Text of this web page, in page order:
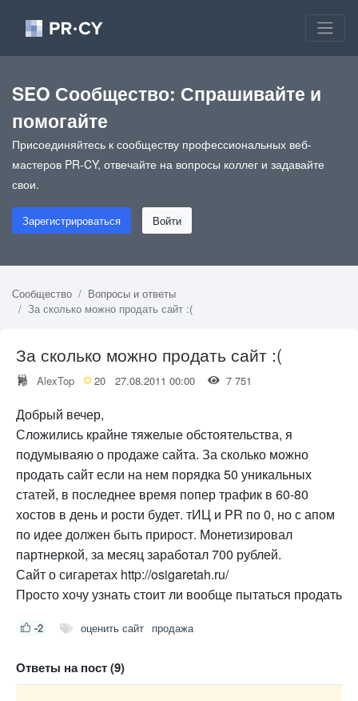
SEO Сообщество: Спрашивайте и
помогайте
Присоединяйтесь к сообществу профессиональных веб-
мастеров PR-CY, отвечайте на вопросы коллег и задавайте
свои.
Зарегистрироваться Войти
Сообщество
Вопросы и ответы
За сколько можно продать сайт :(
За сколько можно продать сайт :(
AlexTop 20 27.08.2011 00:00 7 751
Добрый вечер,
Сложились крайне тяжелые обстоятельства, я
подумываяю о продаже сайта. За сколько можно
продать сайт если на нем порядка 50 уникальных
статей, в последнее время попер трафик в 60-80
хостов в день и рости будет. тИЦ и PR по 0, но с апом
по идее должен быть прирост. Монетизировал
партнеркой, за месяц заработал 700 рублей.
Сайт о сигаретах http://osigaretah.ru/
Просто хочу узнать стоит ли вообще пытаться продать
-2 оценить сайт продажа
Ответы на пост (9)